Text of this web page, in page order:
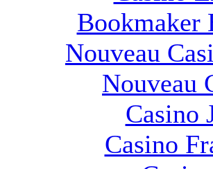
Bookmaker
Nouveau
Nouveau
Casino
Casino